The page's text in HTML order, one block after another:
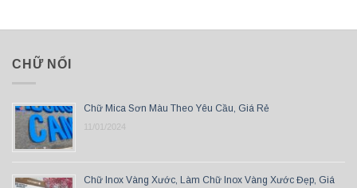
CHỮ NỔI
Chữ Mica Sơn Màu Theo Yêu Cầu, Giá Rẻ
11/01/2024
Chữ Inox Vàng Xước, Làm Chữ Inox Vàng Xước Đẹp, Giá